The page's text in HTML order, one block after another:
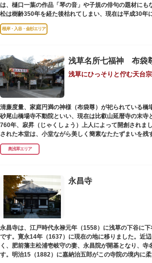
は、樋口一葉の作品「琴の音」や子規の俳句の題材にも
松は樹齢350年を経た後枯れてしまい、現在は平成30年
の松になります。
根岸・入谷・金杉エリア
浅草にひっそりと佇む天台
清廉度量、家庭円満の神様（布袋尊）が祀られている橋
砂尾山橋場寺不動院といい、現在は比叡山延暦寺の末寺
760年、寂昇（じゃくしょう）上人によって開創されま
された本堂は、小堂ながら美しく簡素なたたずまいを残
式です。明治の大火、関東大震災、第二次大戦の戦災で
ったことから「火伏せの不動尊」とも呼ばれています。
の昔、すぐ近くを流れる隅田川を往来して参拝する人の
の銀杏で、今なおそのパワーを授かりに来る人も多いそ
また、江戸時代から伝わる布袋尊像が祀られています。
くお腹が袋代わりの形をしている珍しいもので、古くか
います。（御開帳期間 1月1日～7日）
奥浅草エリア
永昌寺
永昌寺は、江戸時代永禄元年（1558）に浅草の下谷に
です。寛永14年（1637）に現在の地に移りました。近
く、肥前藩主松浦壱岐守の妻、永昌院が開基となり、寺
す。明治15（1882）に嘉納治五郎がこの寺院の境内に